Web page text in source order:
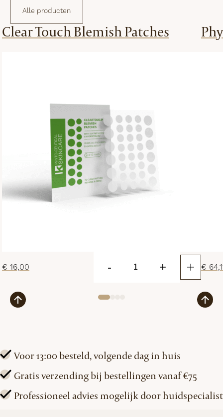
Alle producten
Clear Touch Blemish Patches
€ 16,00 -
Blemish
+ €
Voor 13:00 besteld, volgende dag in huis
Gratis verzending bij bestellingen vanaf €75
Professioneel advies mogelijk door huidspecialist